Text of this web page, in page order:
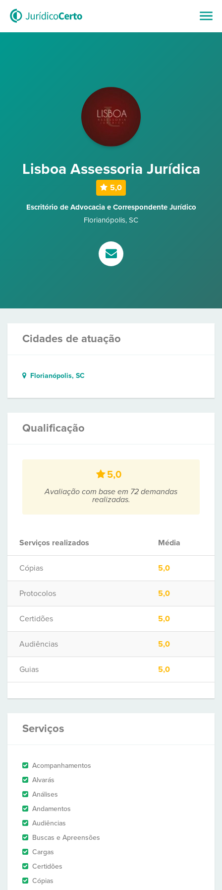
Lisboa Assessoria Jurídica
5,0
Escritório de Advocacia e Correspondente Jurídico
Florianópolis, SC
Cidades de atuação
Florianópolis, SC
Qualificação
5,0
Avaliação com base em 72 demandas
realizadas.
Serviços realizados Média
Cópias 5,0
Protocolos 5,0
Certidões 5,0
Audiências 5,0
Guias 5,0
Serviços
Acompanhamentos
Alvarás
Análises
Andamentos
Audiências
Buscas e Apreensões
Cargas
Certidões
Cópias